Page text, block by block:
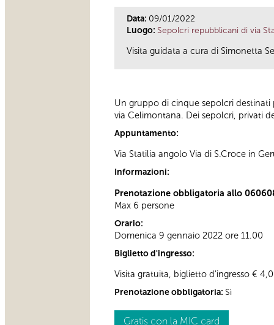
Data: 09/01/2022
Luogo: Sepolcri repubblicani di via
Visita guidata a cura di Simonetta
Un gruppo di cinque sepolcri
via Celimontana. Dei sepolcri, privati
Appuntamento:
Via Statilia angolo Via di S.Croce in
Informazioni:
Prenotazione obbligatoria allo
Max 6 persone
Orario:
Domenica 9 gennaio 2022 ore 11.00
Biglietto d'ingresso:
Visita gratuita, biglietto d'ingresso €
Prenotazione obbligatoria: Sì
Gratis con la MIC card